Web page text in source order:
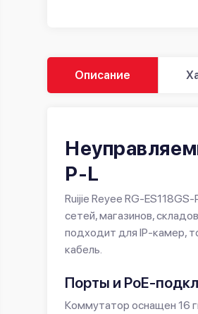
Описание
P-L
Ruijie Reyee RG-
сетей, магазинов,
подходит для IP-камер,
кабель.
Порты и PoE-
Коммутатор оснащен 16